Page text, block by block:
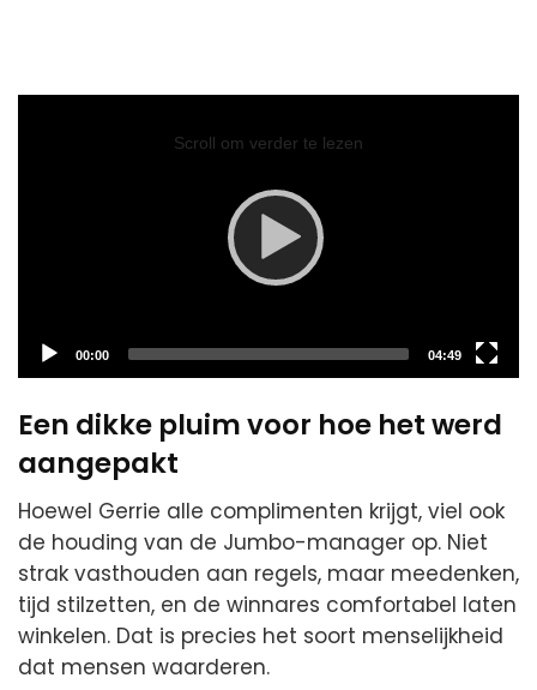
Scroll om verder te lezen
Current
00:00
Total
duration
04:49
Een dikke pluim voor hoe het werd
aangepakt
Hoewel Gerrie alle complimenten krijgt, viel ook
de houding van de Jumbo-manager op. Niet
strak vasthouden aan regels, maar meedenken,
tijd stilzetten, en de winnares comfortabel laten
winkelen. Dat is precies het soort menselijkheid
dat mensen waarderen.